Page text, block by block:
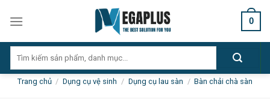
0
kiếm:
Trang chủ / Dụng cụ vệ sinh / Dụng cụ lau sàn / Bàn chải chà sàn